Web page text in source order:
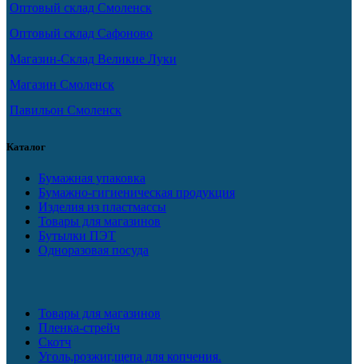
Оптовый склад Смоленск
Оптовый склад Сафоново
Магазин-Склад Великие Луки
Магазин Смоленск
Павильон Смоленск
Каталог
Бумажная упаковка
Бумажно-гигиеническая продукция
Изделия из пластмассы
Товары для магазинов
Бутылки ПЭТ
Одноразовая посуда
Товары для магазинов
Пленка-стрейч
Скотч
Уголь,розжиг,щепа для копчения.